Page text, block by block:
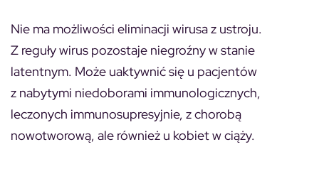
Nie ma możliwości eliminacji wirusa z ustroju.
Z reguły wirus pozostaje niegroźny w stanie
latentnym. Może uaktywnić się u pacjentów
z nabytymi niedoborami immunologicznych,
leczonych immunosupresyjnie, z chorobą
nowotworową, ale również u kobiet w ciąży.